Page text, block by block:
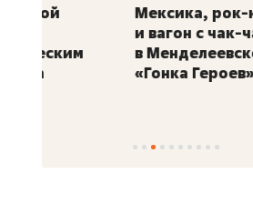
Мексика, рок-концерт
и вагон с чак-чаком: как
в Менделеевске прошла
«Гонка Героев»